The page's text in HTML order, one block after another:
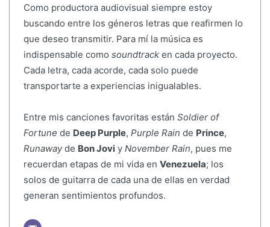
Como productora audiovisual siempre estoy
buscando entre los géneros letras que reafirmen lo
que deseo transmitir. Para mí la música es
indispensable como soundtracken cada proyecto.
Cada letra, cada acorde, cada solo puede
transportarte a experiencias inigualables.
Entre mis canciones favoritas están Soldier of
Fortune de Deep Purple, Purple Rain de Prince,
Runawayde Bon Joviy November Rain, pues me
recuerdan etapas de mi vida en Venezuela; los
solos de guitarra de cada una de ellas en verdad
generan sentimientos profundos.